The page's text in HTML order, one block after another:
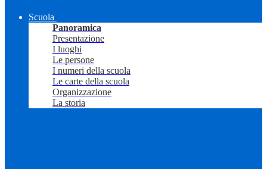
Scuola
Panoramica
Presentazione
I luoghi
Le persone
I numeri della scuola
Le carte della scuola
Organizzazione
La storia